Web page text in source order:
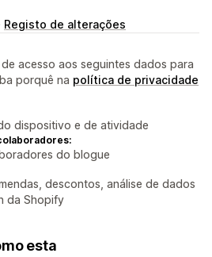
Registo de alterações
acesso aos seguintes dados para
porquê na política de privacidade
dispositivo e de atividade
do blogue
descontos, análise de dados
da Shopify
esta